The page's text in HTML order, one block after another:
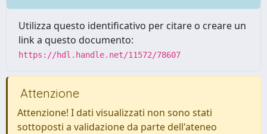
Utilizza questo identificativo per citare o creare un
link a questo documento:
https://hdl.handle.net/11572/78607
Attenzione
Attenzione! I dati visualizzati non sono stati
sottoposti a validazione da parte dell'ateneo